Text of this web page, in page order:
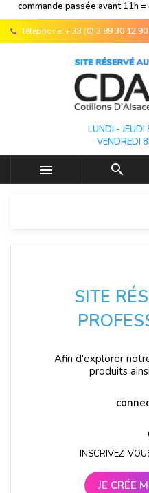
commande passée avant 11h
Téléphone: + 33 (0) 3 89 30 12 90
LUNDI -
VENDREDI
 
SITE
Afin d'explorer
produits
INSCRIVEZ-
JE CRÉE